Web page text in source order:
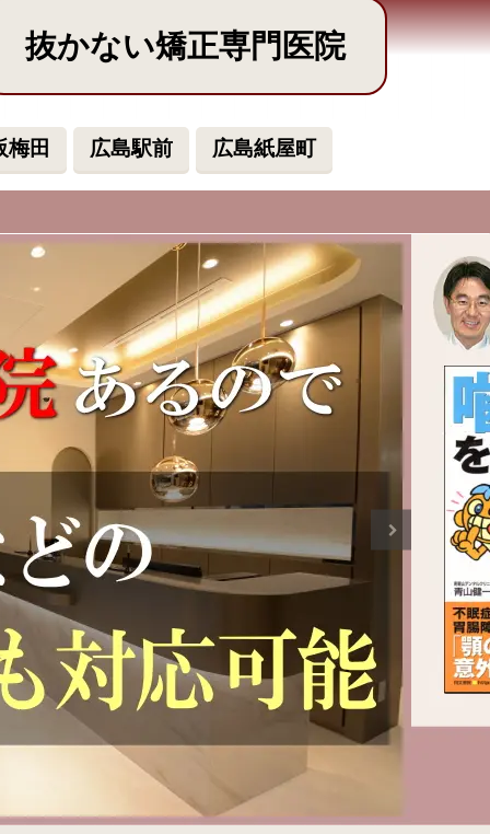
抜かない矯正専門医院
梅田 広島駅前 広島紙屋町